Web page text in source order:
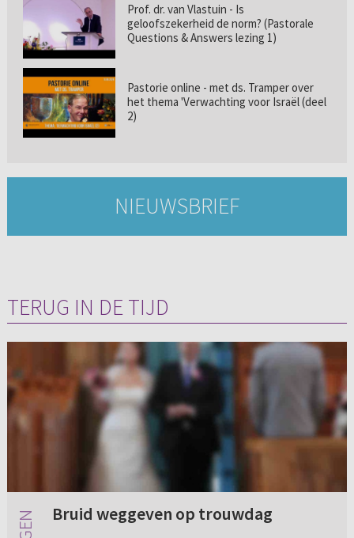
Prof. dr. van Vlastuin - Is
geloofszekerheid de norm? (Pastorale
Questions & Answers lezing 1)
Pastorie online - met ds. Tramper over
het thema 'Verwachting voor Israël (deel
2)
NIEUWSBRIEF
TERUG IN DE TIJD
Bruid weggeven op trouwdag